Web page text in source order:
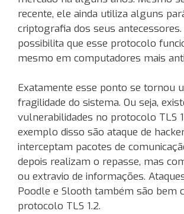
recente, ele ainda utiliza alguns
criptografia dos seus antecessores.
possibilita que esse protocolo
mesmo em computadores mais
Exatamente esse ponto se tornou
fragilidade do sistema. Ou seja,
vulnerabilidades no protocolo TLS
exemplo disso são ataque de
interceptam pacotes de
depois realizam o repasse, mas
ou extravio de informações.
Poodle e Slooth também são bem
protocolo TLS 1.2.